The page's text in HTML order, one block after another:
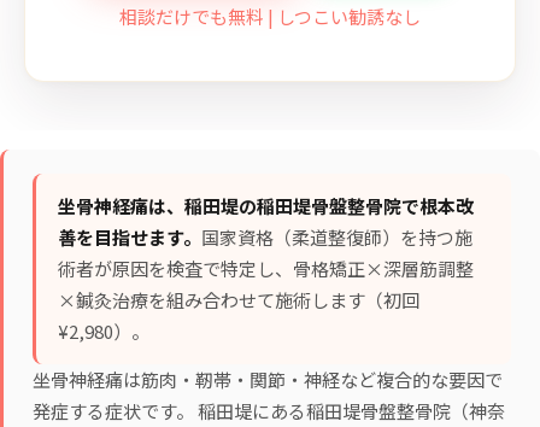
相談だけでも無料 | しつこい勧誘なし
坐骨神経痛は、稲田堤の稲田堤骨盤整骨院で根本改
善を目指せます。 国家資格（柔道整復師）を持つ施
術者が原因を検査で特定し、 骨格矯正×深層筋調整
×鍼灸治療を組み合わせて施術します（初回
¥2,980）。
坐骨神経痛は筋肉・靭帯・関節・神経など複合的な要因で
発症する症状です。 稲田堤にある稲田堤骨盤整骨院（神奈